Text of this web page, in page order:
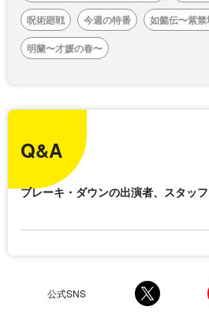
呪術廻戦
今週の特番
如懿伝〜紫
明蘭〜才媛の春〜
Q&A
ブレーキ・ダウンの出演者、スタッ
公式SNS